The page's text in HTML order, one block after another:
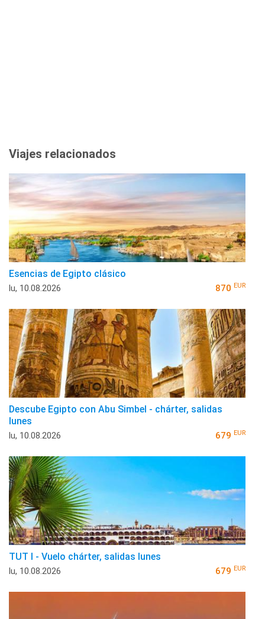
Viajes relacionados
Esencias de Egipto clásico
lu, 10.08.2026 870 EUR
Descube Egipto con Abu Simbel - chárter, salidas
lunes
lu, 10.08.2026 679 EUR
TUT I - Vuelo chárter, salidas lunes
lu, 10.08.2026 679 EUR